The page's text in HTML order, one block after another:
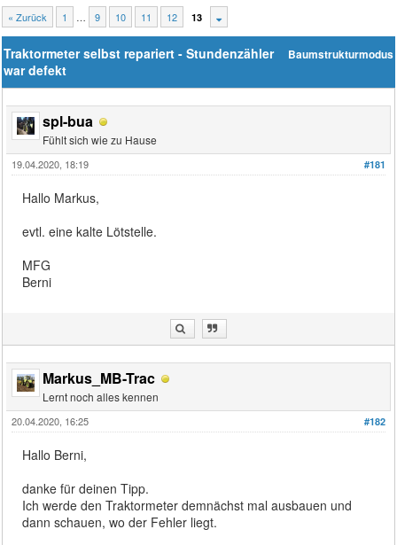
« Zurück 1 … 9 10 11 12 13
Baumstrukturmodus
Traktormeter selbst repariert - Stundenzähler
war defekt
spl-bua
Fühlt sich wie zu Hause
#181
19.04.2020, 18:19
Hallo Markus,
evtl. eine kalte Lötstelle.
MFG
Berni
Markus_MB-Trac
Lernt noch alles kennen
#182
20.04.2020, 16:25
Hallo Berni,
danke für deinen Tipp.
Ich werde den Traktormeter demnächst mal ausbauen und
dann schauen, wo der Fehler liegt.